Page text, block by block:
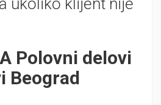
ukoliko klijent nije
Polovni delovi
Beograd